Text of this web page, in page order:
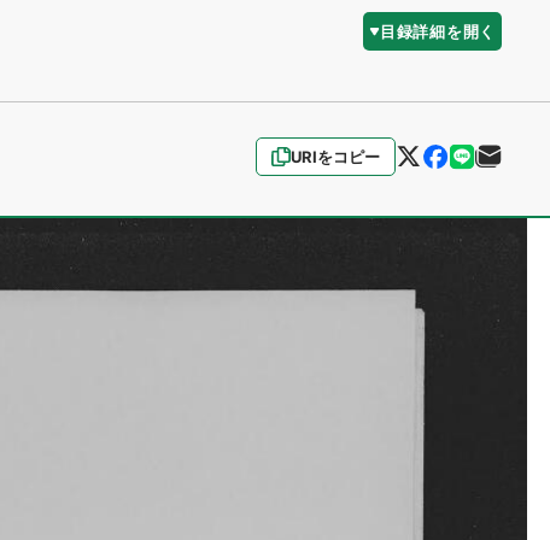
目録詳細を開く
URIをコピー